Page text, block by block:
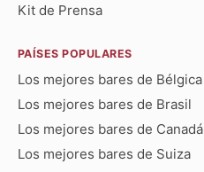
Kit de Prensa
PAÍSES POPULARES
Los mejores bares de Bélgica
Los mejores bares de Brasil
Los mejores bares de Canadá
Los mejores bares de Suiza